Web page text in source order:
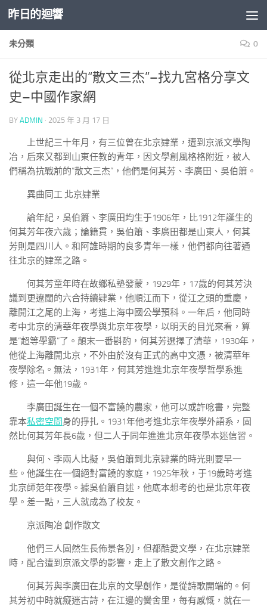
Skip to content
昨日的迴響
未分類 0
從北京走出的“散文三杰”–找九宮格分享文
史–中國作家網
BY ADMIN · 2025 年 3 月 17 日
上世紀三十年月，有三位曾在北京肄業，遭到京派文學陶
冶，后來又都到山東任教的青年，因文學創風格格附近，被人
們稱為抗戰前的“散文三杰”，他們是何其芳、李廣田、吳伯簫。
異曲同工 北京肄業
論年紀，吳伯簫、李廣田均生于1906年，比1912年誕生的
何其芳年夜六歲；論籍貫，吳伯簫、李廣田都是山東人，何其
芳則是四川人。和阿誰時期的良多青年一樣，他們都向往著通
往北京的肄業之路。
何其芳童年時在故鄉私塾發蒙，1929年，17歲的何其芳決
議到更遼闊的六合持續肄業，他順江而下，從江之頭的重慶，
離開江之尾的上海，考進上海中國公學預科。一年后，他同時
考中北京的清華年夜學與北京年夜學，以明天的目光來看，算
是“超等學霸”了。顛末一番斟酌，何其芳選擇了清華，1930年，
他從上海離開北京，不外由於沒有正式的高中文憑，被清華年
夜學除名。無法，1931年，何其芳進進北京年夜學哲學系進
修，這一年他19歲。
李廣田誕生在一個不富饒的農家，他可以或許唸書，完整
靠本私密空間身的掙扎。1931年他考進北京年夜學外語系，固
然比何其芳年長6歲，但二人于同年進進北京年夜學本迷信習。
與何、李兩人比擬，吳伯簫到北京肄業的時光則要早一
些。他誕生在一個絕對富饒的家庭，1925年秋，于19歲時考進
北京師范年夜學。據吳伯簫自述，他底本想考的也是北京年夜
學。差一點，三人就成為了校友。
京派陶冶 創作散文
他們三人固然生長佈景各別，但都酷愛文學，在北京肄業
時，配合遭到京派文學的影響，走上了散文創作之路。
何其芳與李廣田在北京的文學創作，是從詩歌開端的。何
其芳初中時就癡迷古詩，在江邊的黌舍里，每有感慨，就在一